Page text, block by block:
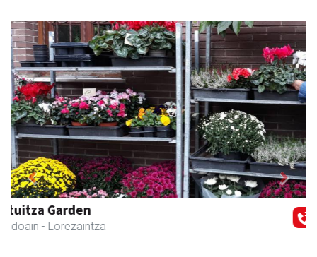
Mendi autoeskola
Andoain - Autoeskolak
Previous Next